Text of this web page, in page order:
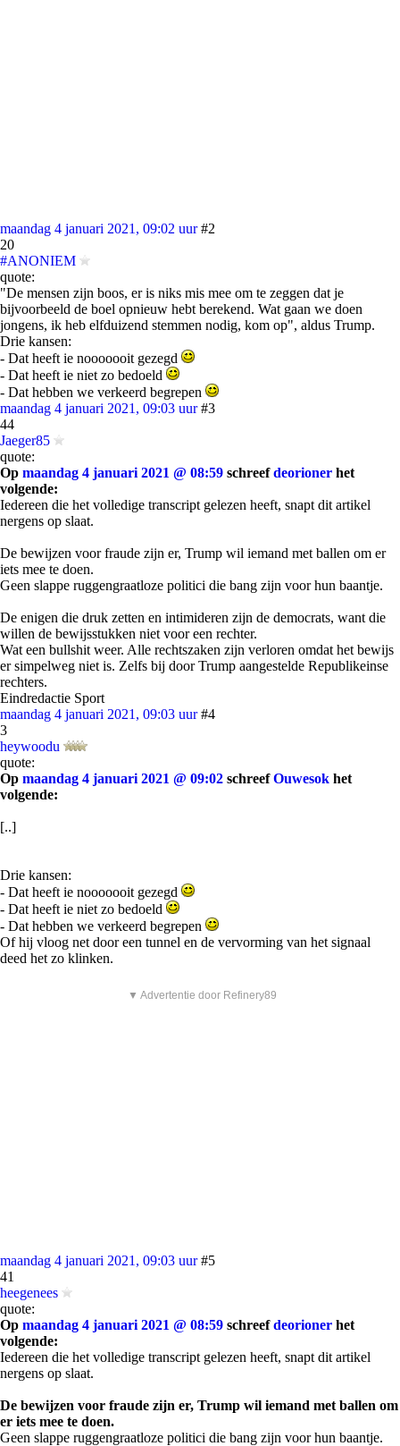
maandag 4 januari 2021, 09:02 uur #2
20
#ANONIEM
quote:
"De mensen zijn boos, er is niks mis mee om te zeggen dat je
bijvoorbeeld de boel opnieuw hebt berekend. Wat gaan we doen
jongens, ik heb elfduizend stemmen nodig, kom op", aldus Trump.
Drie kansen:
- Dat heeft ie nooooooit gezegd
- Dat heeft ie niet zo bedoeld
- Dat hebben we verkeerd begrepen
maandag 4 januari 2021, 09:03 uur #3
44
Jaeger85
quote:
Op maandag 4 januari 2021 @ 08:59 schreefdeorioner het
volgende:
Iedereen die het volledige transcript gelezen heeft, snapt dit artikel
nergens op slaat.
De bewijzen voor fraude zijn er, Trump wil iemand met ballen om er
iets mee te doen.
Geen slappe ruggengraatloze politici die bang zijn voor hun baantje.
De enigen die druk zetten en intimideren zijn de democrats, want die
willen de bewijsstukken niet voor een rechter.
Wat een bullshit weer. Alle rechtszaken zijn verloren omdat het bewijs
er simpelweg niet is. Zelfs bij door Trump aangestelde Republikeinse
rechters.
Eindredactie Sport
maandag 4 januari 2021, 09:03 uur #4
3
heywoodu
quote:
Op maandag 4 januari 2021 @ 09:02 schreefOuwesok het
volgende:
[..]
Drie kansen:
- Dat heeft ie nooooooit gezegd
- Dat heeft ie niet zo bedoeld
- Dat hebben we verkeerd begrepen
Of hij vloog net door een tunnel en de vervorming van het signaal
deed het zo klinken.
▼ Advertentie door Refinery89
maandag 4 januari 2021, 09:03 uur #5
41
heegenees
quote:
Op maandag 4 januari 2021 @ 08:59 schreefdeorioner het
volgende:
Iedereen die het volledige transcript gelezen heeft, snapt dit artikel
nergens op slaat.
De bewijzen voor fraude zijn er, Trump wil iemand met ballen om
er iets mee te doen.
Geen slappe ruggengraatloze politici die bang zijn voor hun baantje.